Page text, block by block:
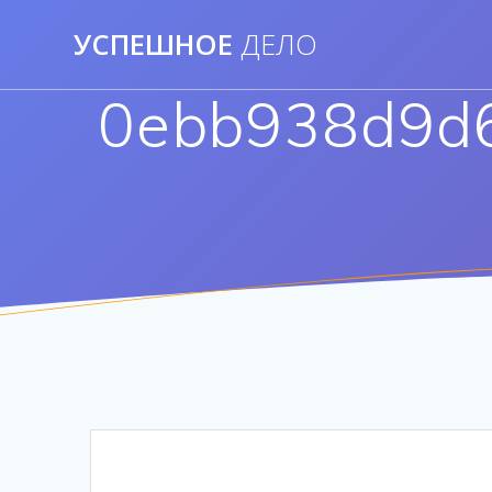
УСПЕШНОЕ ДЕЛО